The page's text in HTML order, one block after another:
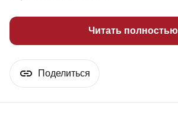
Читать полностью
Поделиться